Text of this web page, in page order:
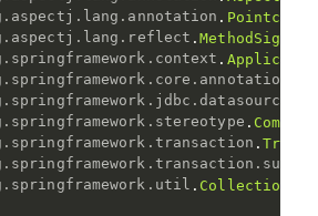
. aspectj . lang . annotation . Pointcut
. aspectj . lang . reflect .
. springframework . context .
. springframework . core . annotation
. springframework . jdbc .datasource
. springframework . stereotype .
. springframework . transaction .
. springframework . transaction .
. springframework . util .